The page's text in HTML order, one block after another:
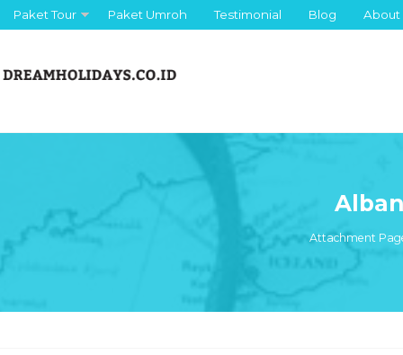
Paket Tour Paket Umroh Testimonial Blog About
Attachment